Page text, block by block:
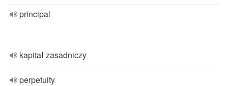
principal
kapitał zasadniczy
perpetuity